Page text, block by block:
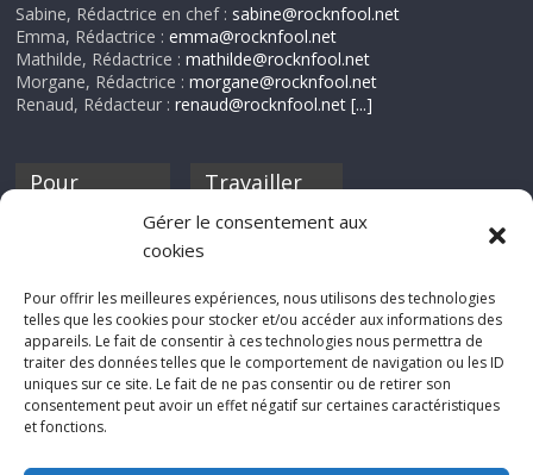
Gérer le consentement aux
cookies
Pour offrir les meilleures expériences, nous utilisons des technologies
telles que les cookies pour stocker et/ou accéder aux informations des
appareils. Le fait de consentir à ces technologies nous permettra de
traiter des données telles que le comportement de navigation ou les ID
uniques sur ce site. Le fait de ne pas consentir ou de retirer son
consentement peut avoir un effet négatif sur certaines caractéristiques
et fonctions.
Sabine, Rédactrice en chef : sabine@rocknfool.net
Emma, Rédactrice :emma@rocknfool.net
Mathilde, Rédactrice :mathilde@rocknfool.net
Morgane, Rédactrice :morgane@rocknfool.net
Renaud, Rédacteur :renaud@rocknfool.net [...]
Pour
discothèque
Travailler
Si tu souhaites
Rocknfool, n'hésite
pas à nous envoyer
tes chroniques de
concerts, de films,
séries ou des billets
d'humeur :
net